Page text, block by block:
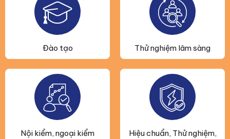
Đào tạo Thử nghiệm lâm sàng
Nội kiểm, ngoại kiểm
Hiệu chuẩn, Thử nghiệm,